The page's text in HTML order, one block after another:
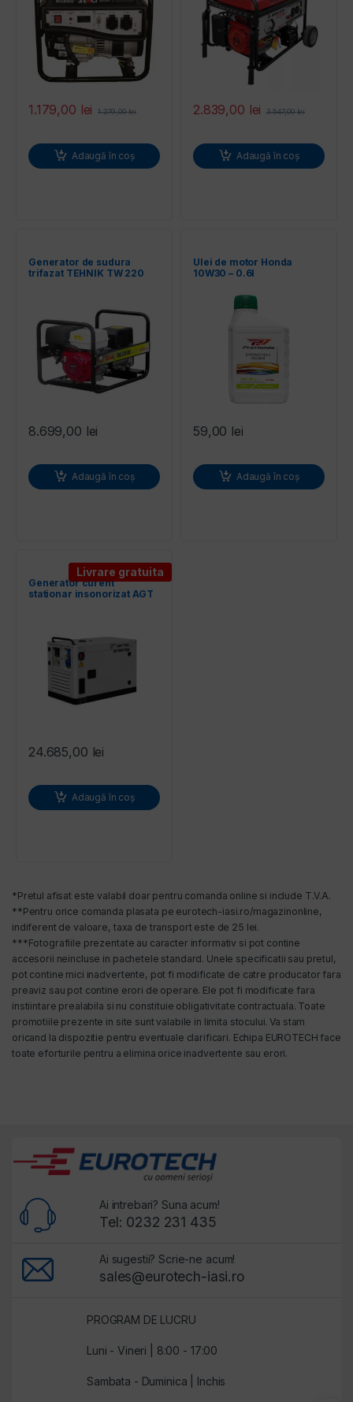
1.179,00 lei 1.279,00lei
Adaugă în coș
2.839,00 lei 3.547,00lei
Adaugă în coș
Generator de sudura
trifazat TEHNIK TW 220
8.699,00 lei
Adaugă în coș
Ulei de motor Honda
10W30 – 0.6l
59,00 lei
Adaugă în coș
Generator curent
stationar insonorizat AGT
Livrare gratuita
24.685,00 lei
Adaugă în coș
*Pretul afisat este valabil doar pentru comanda online si include T.V.A.
**Pentru orice comanda plasata pe eurotech-iasi.ro/magazinonline,
indiferent de valoare, taxa de transport este de 25 lei.
***Fotografiile prezentate au caracter informativ si pot contine
accesorii neincluse in pachetele standard. Unele specificatii sau pretul,
pot contine mici inadvertente, pot fi modificate de catre producator fara
preaviz sau pot contine erori de operare. Ele pot fi modificate fara
instiintare prealabila si nu constituie obligativitate contractuala. Toate
promotiile prezente in site sunt valabile in limita stocului. Va stam
oricand la dispozitie pentru eventuale clarificari. Echipa EUROTECH face
toate eforturile pentru a elimina orice inadvertente sau erori.
Ai intrebari? Suna acum!
Tel: 0232 231 435
Ai sugestii? Scrie-ne acum!
sales@eurotech-iasi.ro
PROGRAM DE LUCRU
Luni - Vineri | 8:00 - 17:00
Sambata - Duminica | Inchis